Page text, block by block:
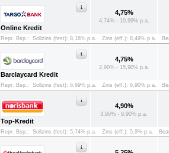
Online Kredit
4,75%
4,74% - 10,99% p.a.
Repr. Bsp.: Sollzins (fest): 8,18% p.a. Zins (eff.): 8,49% p.a.
Barclaycard Kredit
4,75%
2,90% - 15,90% p.a.
Repr. Bsp.: Sollzins (fest): 6,69% p.a. Zins (eff.): 6,90% p.a.
Top-Kredit
4,90%
3,90% - 9,90% p.a.
Repr. Bsp.: Sollzins (fest): 5,74% p.a. Zins (eff.): 5,9% p.a.